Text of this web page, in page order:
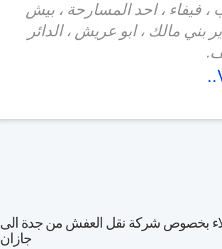
، احد المسارحة ، بيش
بني مالك ، ابو عريش ، الدائر
بخصوص شركة نقل العفش من جدة الى
جازان